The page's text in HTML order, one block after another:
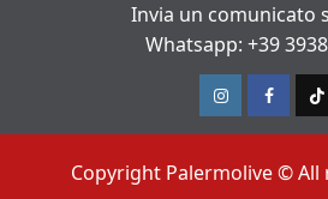
Invia un comunicato
Whatsapp: +39
Instagram
Copyright Palermolive © All